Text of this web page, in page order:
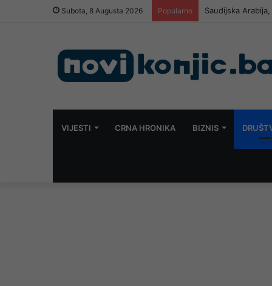
Subota, 8 Augusta 2026 Popularno Saudijska
VIJESTI CRNA HRONIKA BIZNIS